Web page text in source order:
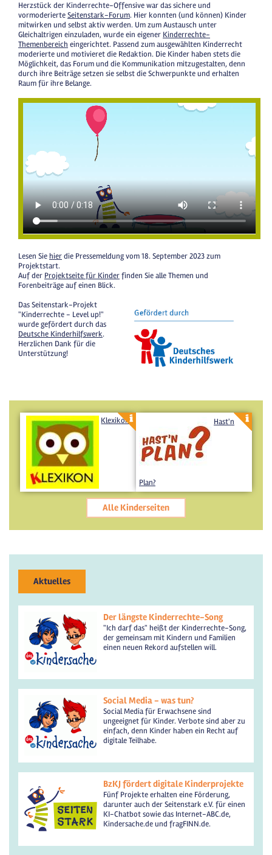
Herzstück der Kinderrechte-Offensive war das sichere und
vormoderierteSeitenstark-Forum. Hier konnten (und können) Kinder
mitwirken und selbst aktiv werden. Um zum Austausch unter
Gleichaltrigen einzuladen, wurde ein eigener Kinderrechte-
Themenbereich eingerichtet. Passend zum ausgewählten Kinderrecht
moderierte und motivieret die Redaktion. Die Kinder haben stets die
Möglichkeit, das Forum und die Kommunikation mitzugestalten, denn
durch ihre Beiträge setzen sie selbst die Schwerpunkte und erhalten
Raum für ihre Belange.
Lesen Sie hierdie Pressemeldung vom 18. September 2023 zum
Projektstart.
Auf der Projektseite für Kinderfinden Sie alle Themen und
Forenbeiträge auf einen Blick.
Das Seitenstark-Projekt
"Kinderrechte - Level up!"
wurde gefördert durch das
Deutsche Kinderhilfswerk.
Herzlichen Dank für die
Unterstützung!
Klexikon Hast'n
Plan?
Alle Kinderseiten
Aktuelles
Der längste Kinderrechte-Song
"Ich darf das" heißt der Kinderrechte-Song,
der gemeinsam mit Kindern und Familien
einen neuen Rekord aufstellen will.
Social Media - was tun?
Social Media für Erwachsene sind
ungeeignet für Kinder. Verbote sind aber zu
einfach, denn Kinder haben ein Recht auf
digitale Teilhabe.
BzKJ fördert digitale Kinderprojekte
Fünf Projekte erhalten eine Förderung,
darunter auch der Seitenstark e.V. für einen
KI-Chatbot sowie das Internet-ABC.de,
Kindersache.de und fragFINN.de.